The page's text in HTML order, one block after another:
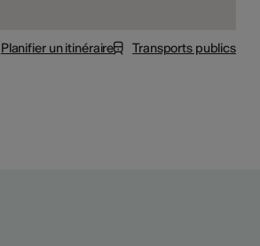
Planifier un itinéraire Transports publics